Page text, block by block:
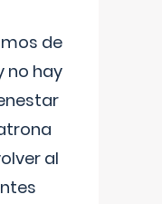
de
no hay
al